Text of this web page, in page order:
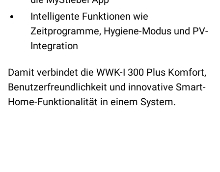
Intelligente Funktionen wie
Zeitprogramme, Hygiene-Modus und PV-
Integration
Damit verbindet die WWK-I 300 Plus Komfort,
Benutzerfreundlichkeit und innovative Smart-
Home-Funktionalität in einem System.